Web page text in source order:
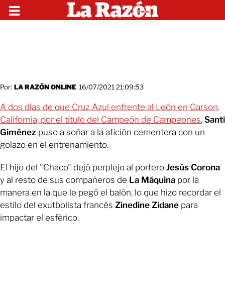
Por: LA RAZÓN ONLINE 16/07/2021 21:09:53
A dos días de que Cruz Azul enfrente al León en Carson,
California, por el título del Campeón de Campeones, Santi
Giménez puso a soñar a la afición cementera con un
golazo en el entrenamiento.
El hijo del "Chaco" dejó perplejo al portero Jesús Corona
y al resto de sus compañeros de La Máquina por la
manera en la que le pegó el balón, lo que hizo recordar el
estilo del exutbolista francés Zinedine Zidane para
impactar el esférico.